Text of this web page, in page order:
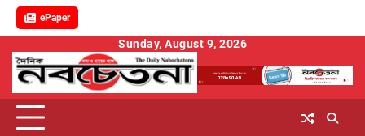
ePaper
content
Sunday, August 9, 2026